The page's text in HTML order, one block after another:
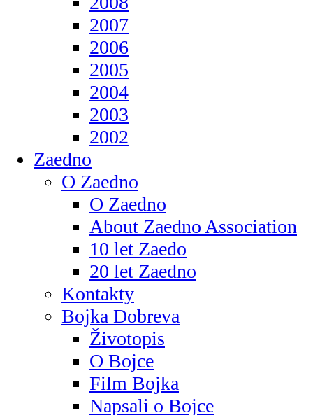
2007
2006
2005
2004
2003
2002
Zaedno
O Zaedno
O Zaedno
About Zaedno Association
10 let Zaedo
20 let Zaedno
Kontakty
Bojka Dobreva
Životopis
O Bojce
Film Bojka
Napsali o Bojce